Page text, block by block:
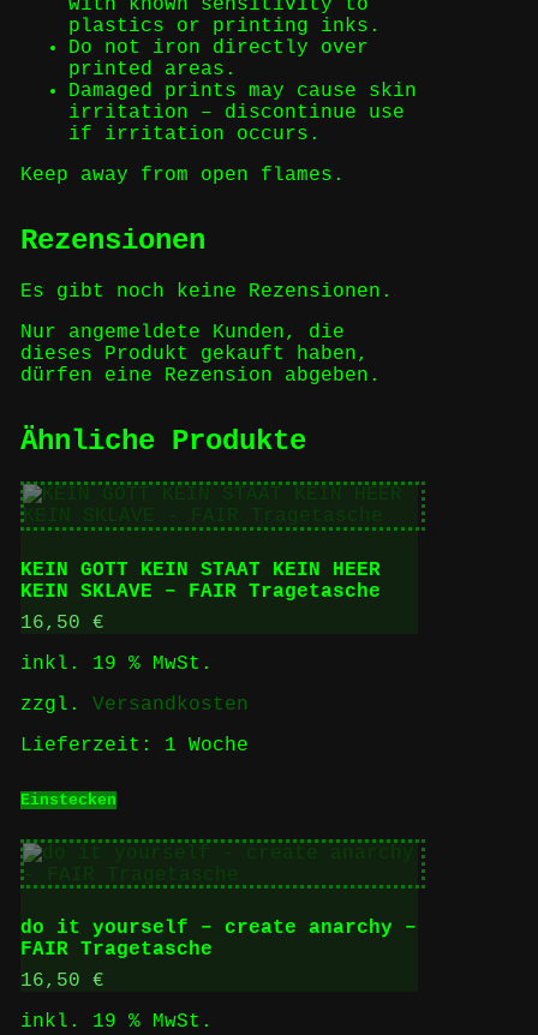
with known sensitivity to
plastics or printing inks.
Do not iron directly over
printed areas.
Damaged prints may cause skin
irritation – discontinue use
if irritation occurs.
Keep away from open flames.
Rezensionen
Es gibt noch keine Rezensionen.
Nur angemeldete Kunden, die
dieses Produkt gekauft haben,
dürfen eine Rezension abgeben.
Ähnliche Produkte
KEIN GOTT KEIN STAAT KEIN HEER
KEIN SKLAVE – FAIR Tragetasche
16,50 €
inkl. 19 % MwSt.
zzgl. Versandkosten
Lieferzeit: 1 Woche
Einstecken
do it yourself – create anarchy –
FAIR Tragetasche
16,50 €
inkl. 19 % MwSt.